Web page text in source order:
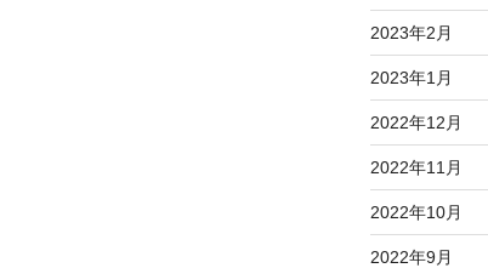
2023年2月
2023年1月
2022年12月
2022年11月
2022年10月
2022年9月